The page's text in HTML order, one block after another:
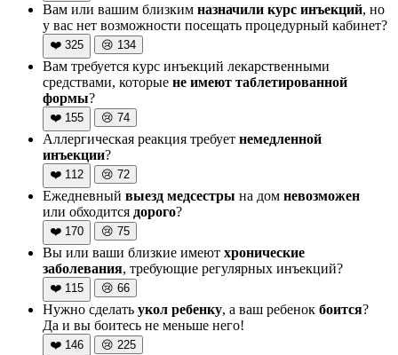
Вам или вашим близким назначили курс инъекций, но
у вас нет возможности посещать процедурный кабинет?
❤️ 325 😢 134
Вам требуется курс инъекций лекарственными
средствами, которые не имеют таблетированной
формы?
❤️ 155 😢 74
Аллергическая реакция требует немедленной
инъекции?
❤️ 112 😢 72
Ежедневный выезд медсестры на дом невозможен
или обходится дорого?
❤️ 170 😢 75
Вы или ваши близкие имеют хронические
заболевания, требующие регулярных инъекций?
❤️ 115 😢 66
Нужно сделать укол ребенку, а ваш ребенок боится?
Да и вы боитесь не меньше него!
❤️ 146 😢 225